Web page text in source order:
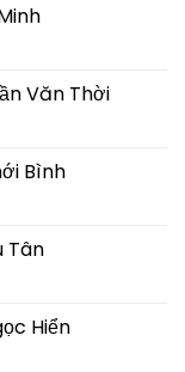
Văn Thời
Bình
Tân
Hiển